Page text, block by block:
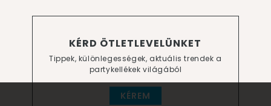
KÉRD ÖTLETLEVELÜNKET
Tippek, különlegességek, aktuális trendek a
partykellékek világából
KÉREM